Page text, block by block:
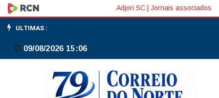
Evento
Viagem
Literária
passará
Adjori SC Jornais associados
ULTIMAS :
09/08/2026 15:06